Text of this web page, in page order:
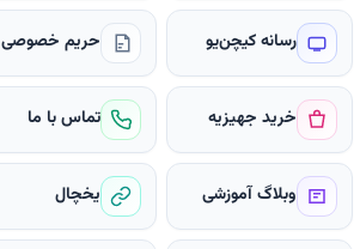
رسانه کیچن‌یو حریم خصوصی
خرید جهیزیه تماس با ما
وبلاگ آموزشی یخچال